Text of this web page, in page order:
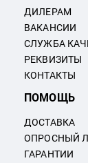
ДИЛЕРАМ
ВАКАНСИИ
СЛУЖБА
РЕКВИЗИТЫ
КОНТАКТЫ
ПОМОЩЬ
ДОСТАВКА
ОПРОСНЫЙ
ГАРАНТИИ